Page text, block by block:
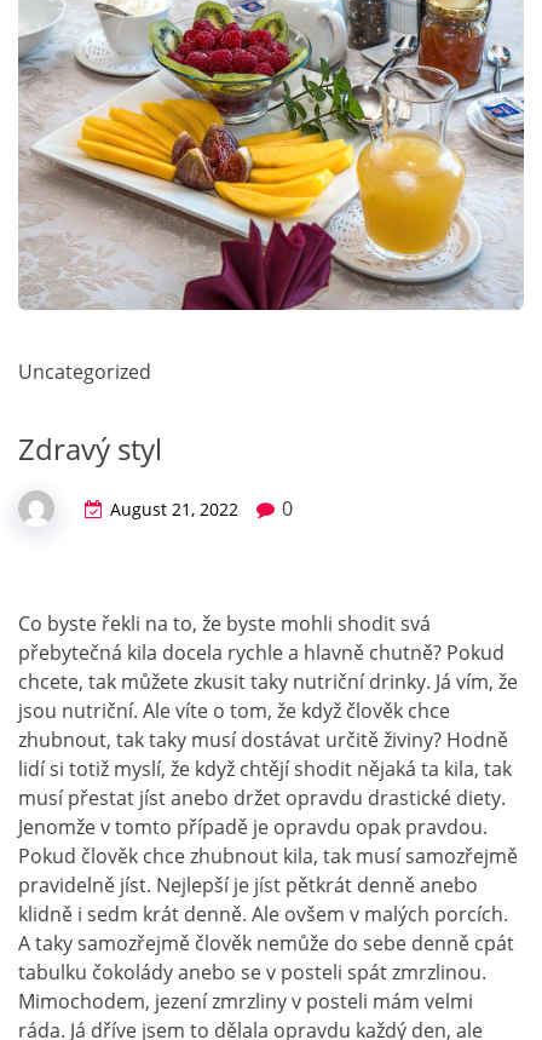
Uncategorized
Zdravý styl
August 21, 2022 0
Co byste řekli na to, že byste mohli shodit svá
přebytečná kila docela rychle a hlavně chutně? Pokud
chcete, tak můžete zkusit taky nutriční drinky. Já vím, že
jsou nutriční. Ale víte o tom, že když člověk chce
zhubnout, tak taky musí dostávat určitě živiny? Hodně
lidí si totiž myslí, že když chtějí shodit nějaká ta kila, tak
musí přestat jíst anebo držet opravdu drastické diety.
Jenomže v tomto případě je opravdu opak pravdou.
Pokud člověk chce zhubnout kila, tak musí samozřejmě
pravidelně jíst. Nejlepší je jíst pětkrát denně anebo
klidně i sedm krát denně. Ale ovšem v malých porcích.
A taky samozřejmě člověk nemůže do sebe denně cpát
tabulku čokolády anebo se v posteli spát zmrzlinou.
Mimochodem, jezení zmrzliny v posteli mám velmi
ráda. Já dříve jsem to dělala opravdu každý den, ale